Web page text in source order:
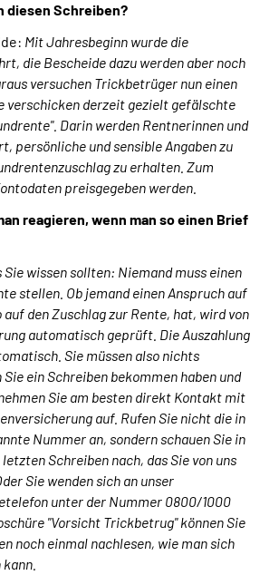
Mein Kundenportal
diesen Schreiben?
Mit Jahresbeginn wurde die
die Bescheide dazu werden aber noch
versuchen Trickbetrüger nun einen
verschicken derzeit gezielt gefälschte
Darin werden Rentnerinnen und
persönliche und sensible Angaben zu
zu erhalten. Zum
preisgegeben werden.
reagieren, wenn man so einen Brief
Sie wissen sollten: Niemand muss einen
stellen. Ob jemand einen Anspruch auf
den Zuschlag zur Rente, hat, wird von
automatisch geprüft. Die Auszahlung
Sie müssen also nichts
ein Schreiben bekommen haben und
Sie am besten direkt Kontakt mit
auf. Rufen Sie nicht die in
Nummer an, sondern schauen Sie in
Schreiben nach, das Sie von uns
Sie wenden sich an unser
unter der Nummer 0800/1000
"Vorsicht Trickbetrug" können Sie
noch einmal nachlesen, wie man sich